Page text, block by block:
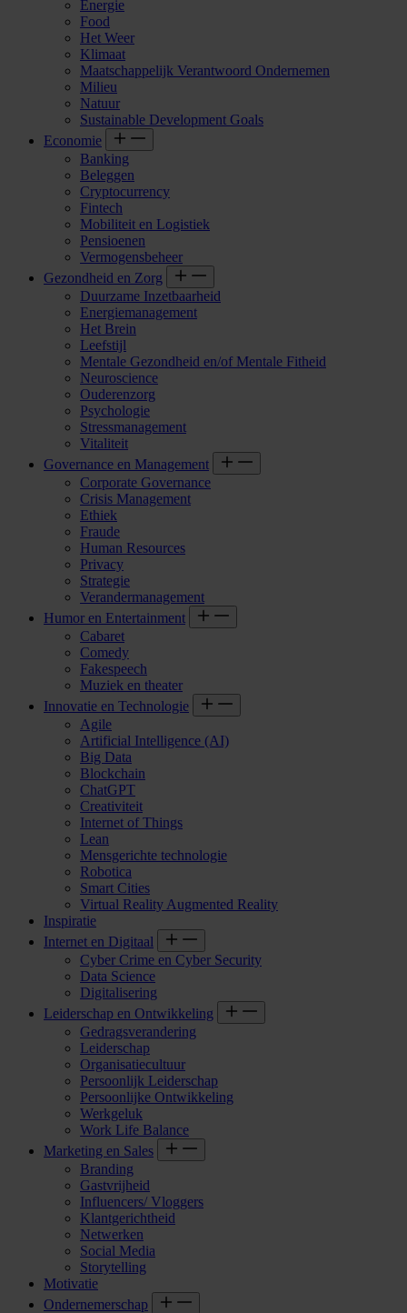
Energie
Food
Het Weer
Klimaat
Maatschappelijk Verantwoord Ondernemen
Milieu
Natuur
Sustainable Development Goals
Economie
Banking
Beleggen
Cryptocurrency
Fintech
Mobiliteit en Logistiek
Pensioenen
Vermogensbeheer
Gezondheid en Zorg
Duurzame Inzetbaarheid
Energiemanagement
Het Brein
Leefstijl
Mentale Gezondheid en/of Mentale Fitheid
Neuroscience
Ouderenzorg
Psychologie
Stressmanagement
Vitaliteit
Governance en Management
Corporate Governance
Crisis Management
Ethiek
Fraude
Human Resources
Privacy
Strategie
Verandermanagement
Humor en Entertainment
Cabaret
Comedy
Fakespeech
Muziek en theater
Innovatie en Technologie
Agile
Artificial Intelligence (AI)
Big Data
Blockchain
ChatGPT
Creativiteit
Internet of Things
Lean
Mensgerichte technologie
Robotica
Smart Cities
Virtual Reality Augmented Reality
Inspiratie
Internet en Digitaal
Cyber Crime en Cyber Security
Data Science
Digitalisering
Leiderschap en Ontwikkeling
Gedragsverandering
Leiderschap
Organisatiecultuur
Persoonlijk Leiderschap
Persoonlijke Ontwikkeling
Werkgeluk
Work Life Balance
Marketing en Sales
Branding
Gastvrijheid
Influencers/ Vloggers
Klantgerichtheid
Netwerken
Social Media
Storytelling
Motivatie
Ondernemerschap